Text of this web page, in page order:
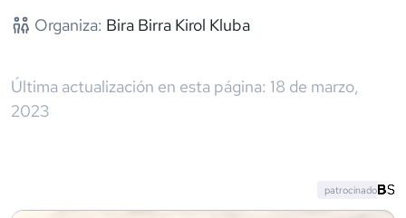
Organiza: Bira Birra Kirol Kluba
Última actualización en esta página: 18 de marzo,
2023
patrocinado